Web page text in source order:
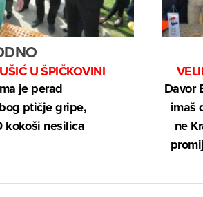
U ŠPIČKOVINI
je perad
ptičje gripe,
kokoši nesilica
Davor
imaš
ne